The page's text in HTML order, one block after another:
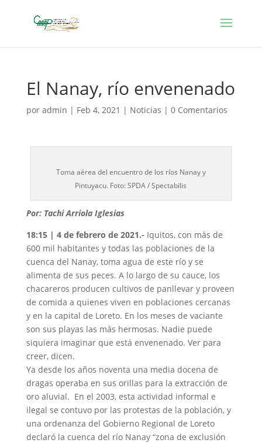
El Nanay, río envenenado
por admin | Feb 4, 2021 | Noticias | 0 Comentarios
Toma aérea del encuentro de los ríos Nanay y
Pintuyacu. Foto: SPDA / Spectabilis
Por: Tachi Arriola Iglesias
18:15 | 4 de febrero de 2021.- Iquitos, con más de
600 mil habitantes y todas las poblaciones de la
cuenca del Nanay, toma agua de este río y se
alimenta de sus peces. A lo largo de su cauce, los
chacareros producen cultivos de panllevar y proveen
de comida a quienes viven en poblaciones cercanas
y en la capital de Loreto. En los meses de vaciante
son sus playas las más hermosas. Nadie puede
siquiera imaginar que está envenenado. Ver para
creer, dicen.
Ya desde los años noventa una media docena de
dragas operaba en sus orillas para la extracción de
oro aluvial. En el 2003, esta actividad informal e
ilegal se contuvo por las protestas de la población, y
una ordenanza del Gobierno Regional de Loreto
declaró la cuenca del río Nanay “zona de exclusión